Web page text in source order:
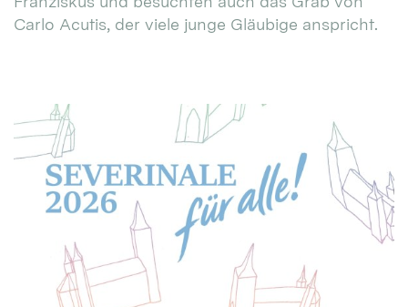
Carlo Acutis, der viele junge Gläubige anspricht.